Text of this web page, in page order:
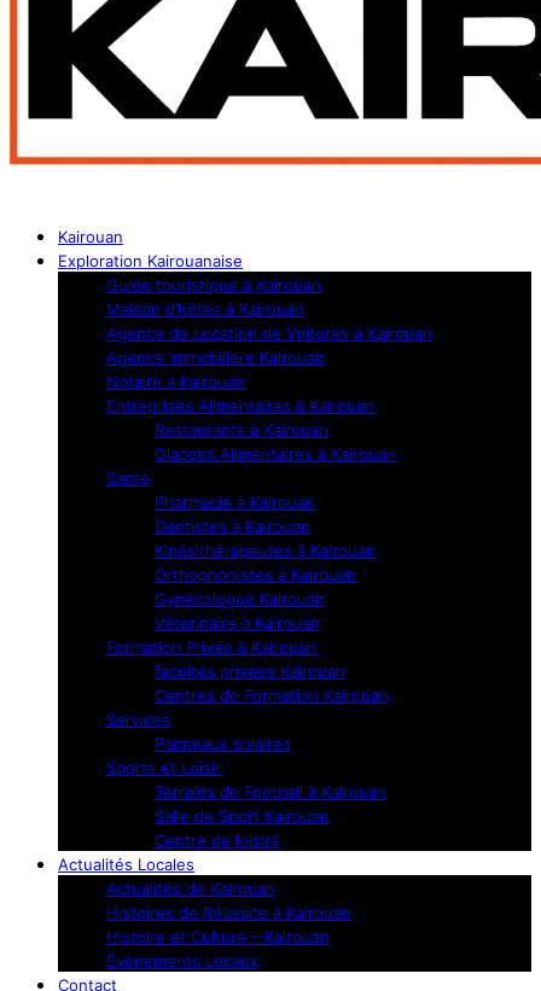
Kairouan
Exploration Kairouanaise
Guide touristique à Kairouan
Maison d’hôtes à Kairouan
Agence de Location de Voitures à Kairouan
Agence Immobiliere Kairouan
Notaire a Kairouan
Entreprises Alimentaires à Kairouan
Restaurants à Kairouan
Glaçons Alimentaires à Kairouan
Sante
Pharmacie à Kairouan
Dentistes à Kairouan
Kinésithérapeutes à Kairouan
Orthophonistes à Kairouan
Gynécologue Kairouan
Vétérinaire à Kairouan
Formation Privée à Kairouan
facultés privées Kairouan
Centres de Formation Kairouan
Services
Panneaux solaires
Sports et Loisir
Terrains de Football à Kairouan
Salle de Sport Kairouan
Centre de loisirs
Actualités Locales
Actualités de Kairouan
Histoires de Réussite à Kairouan
Histoire et Culture – Kairouan
Événements Locaux
Contact